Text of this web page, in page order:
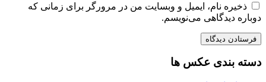
ذخیره نام، ایمیل و وبسایت من در مرورگر برای زمانی که
دوباره دیدگاهی می‌نویسم.
دسته بندی عکس ها